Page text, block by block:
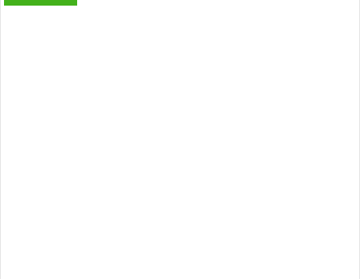
interiérové spoje s vysokou pevností.